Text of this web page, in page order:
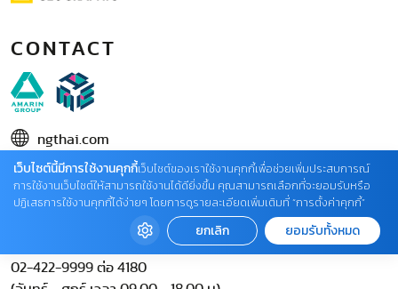
CONTACT
ngthai.com
บริษัท เอเอ็มอี อิมเมจิเนทีฟ จำกัด
ในเครือ บริษัท อมรินทร์ คอร์เปอเรชั่นส์ จำกัด (มหาชน)
02 422 9999 ต่อ 4220
ติดต่อแจ้งปัญหาหรือร้องเรียน
02-422-9999 ต่อ 4180
เว็บไซต์นี้มีการใช้งานคุกกี้เว็บไซต์ของเราใช้งานคุกกี้เพื่อช่วยเพิ่มประสบการณ์
การใช้งานเว็บไซต์ให้สามารถใช้งานได้ดียิ่งขึ้น คุณสามารถเลือกที่จะยอมรับหรือ
ปฏิเสธการใช้งานคุกกี้ได้ง่ายๆ โดยการดูรายละเอียดเพิ่มเติมที่ “การตั้งค่าคุกกี้”
ยกเลิก ยอมรับทั้งหมด